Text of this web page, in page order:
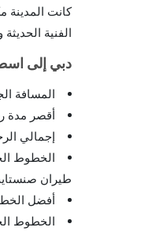
كانت المدينة
الفنية
دبي إلى
المسافة
أقصر مدة رحلة
إجمالي
الخطوط
طيران
أفضل
الخطوط